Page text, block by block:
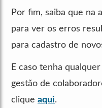
Por fim, saiba que na
para ver os erros
para cadastro de
E caso tenha
gestão de
clique aqui.